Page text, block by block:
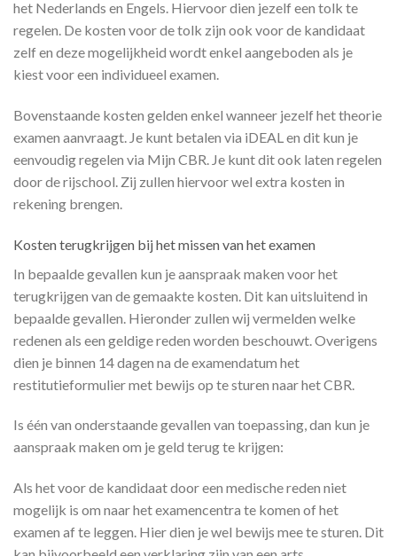
het Nederlands en Engels. Hiervoor dien jezelf een tolk te
regelen. De kosten voor de tolk zijn ook voor de kandidaat
zelf en deze mogelijkheid wordt enkel aangeboden als je
kiest voor een individueel examen.
Bovenstaande kosten gelden enkel wanneer jezelf het theorie
examen aanvraagt. Je kunt betalen via iDEAL en dit kun je
eenvoudig regelen via Mijn CBR. Je kunt dit ook laten regelen
door de rijschool. Zij zullen hiervoor wel extra kosten in
rekening brengen.
Kosten terugkrijgen bij het missen van het examen
In bepaalde gevallen kun je aanspraak maken voor het
terugkrijgen van de gemaakte kosten. Dit kan uitsluitend in
bepaalde gevallen. Hieronder zullen wij vermelden welke
redenen als een geldige reden worden beschouwt. Overigens
dien je binnen 14 dagen na de examendatum het
restitutieformulier met bewijs op te sturen naar het CBR.
Is één van onderstaande gevallen van toepassing, dan kun je
aanspraak maken om je geld terug te krijgen:
Als het voor de kandidaat door een medische reden niet
mogelijk is om naar het examencentra te komen of het
examen af te leggen. Hier dien je wel bewijs mee te sturen. Dit